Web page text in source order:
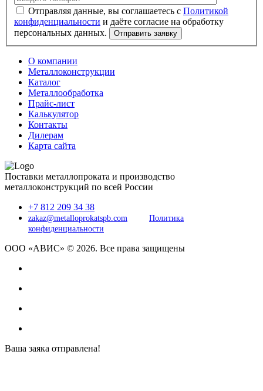
Политикой
конфиденциальности
О компании
Металлоконструкции
Каталог
Металлообработка
Прайс-лист
Калькулятор
Контакты
Дилерам
Карта сайта
Поставки металлопроката и производство
металлоконструкций по всей России
+7 812 209 34 38
zakaz@metalloprokatspb.com
Политика
конфиденциальности
ООО «АВИС» © 2026. Все права защищены
Ваша заяка отправлена!